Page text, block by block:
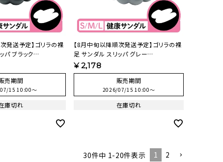
発送予定】ゴリラの裸
パ ブラック
】
売期間
15 10:00〜
庫切れ
【8月中旬以降順次発送予定】ゴリラの裸
足 サンダル スリッパ グレー
NBL1158AGY【HO】
¥2,178
販売期間
2026/07/15 10:00〜
在庫切れ
30件中 1-20件表示 1 2